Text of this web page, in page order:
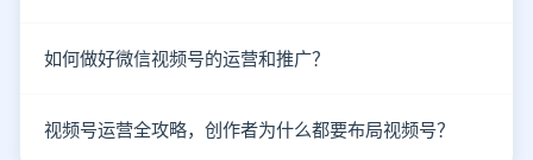
如何做好微信视频号的运营和推广？
视频号运营全攻略，创作者为什么都要布局视频号？